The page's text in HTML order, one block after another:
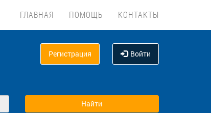
ГЛАВНАЯ ПОМОЩЬ КОНТАКТЫ
Регистрация Войти